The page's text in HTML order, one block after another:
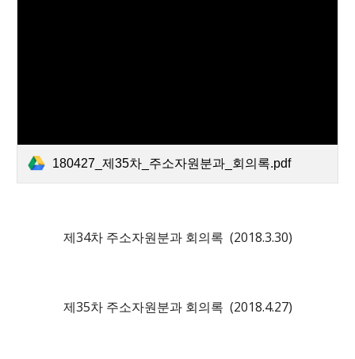
180427_제35차_주소자원분과_회의록.pdf
제34차 주소자원분과 회의록 (2018.3.30)
제35차 주소자원분과 회의록 (2018.4.27)